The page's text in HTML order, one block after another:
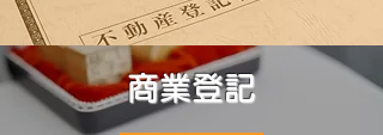
商業登記